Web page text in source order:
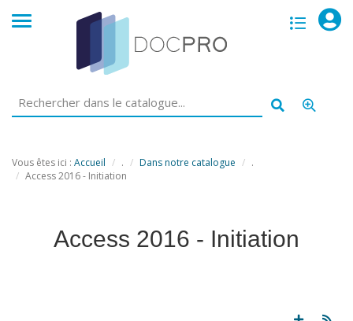
opac
Vous êtes ici : Accueil . Dans notre catalogue
.
Access 2016 - Initiation
Access 2016 - Initiation